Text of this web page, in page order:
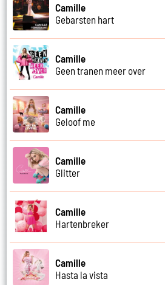
Camille
Gebarsten hart
Camille
Geen tranen meer over
Camille
Geloof me
Camille
Glitter
Camille
Hartenbreker
Camille
Hasta la vista